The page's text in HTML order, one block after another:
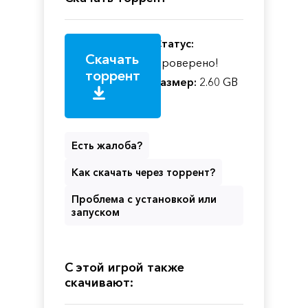
Скачать
торрент
Статус:
Проверено!
Размер: 2.60 GB
Есть жалоба?
Как скачать через торрент?
Проблема с установкой или
запуском
С этой игрой также
скачивают: